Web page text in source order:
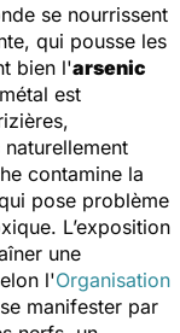
se nourrissent
qui pousse les
bien l'arsenic
est
contamine la
pose problème
L’exposition
une
l'Organisation
manifester par